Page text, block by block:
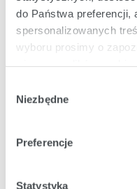
do Państwa preferencji,
spersonalizowanych
wyboru prosimy o
Szczegółowe
zgodę na
zgody
Niezbędne
Preferencje
Statystyka
Podmioty współpracujące
Obsługa Klienta dla Małych